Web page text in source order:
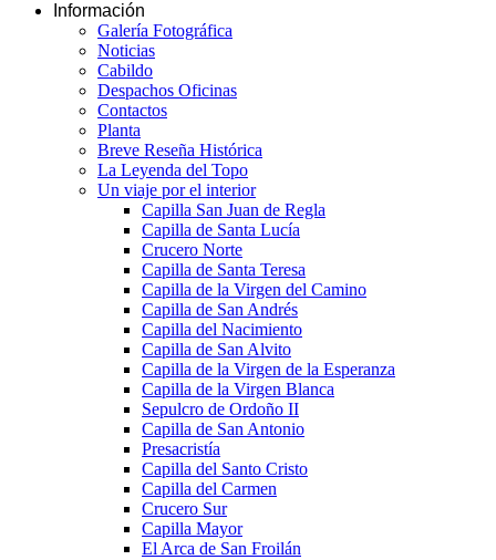
Información
Galería Fotográfica
Noticias
Cabildo
Despachos Oficinas
Contactos
Planta
Breve Reseña Histórica
La Leyenda del Topo
Un viaje por el interior
Capilla San Juan de Regla
Capilla de Santa Lucía
Crucero Norte
Capilla de Santa Teresa
Capilla de la Virgen del Camino
Capilla de San Andrés
Capilla del Nacimiento
Capilla de San Alvito
Capilla de la Virgen de la Esperanza
Capilla de la Virgen Blanca
Sepulcro de Ordoño II
Capilla de San Antonio
Presacristía
Capilla del Santo Cristo
Capilla del Carmen
Crucero Sur
Capilla Mayor
El Arca de San Froilán